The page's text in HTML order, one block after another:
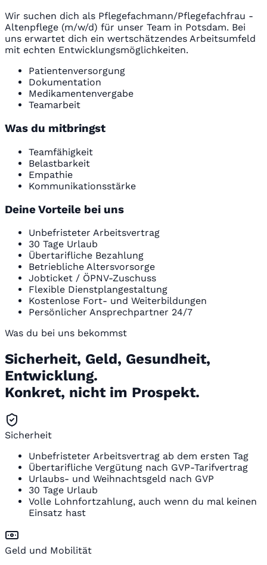
Wir suchen dich als Pflegefachmann/Pflegefachfrau -
Altenpflege (m/w/d) für unser Team in Potsdam. Bei
uns erwartet dich ein wertschätzendes Arbeitsumfeld
mit echten Entwicklungsmöglichkeiten.
Patientenversorgung
Dokumentation
Medikamentenvergabe
Teamarbeit
Was du mitbringst
Teamfähigkeit
Belastbarkeit
Empathie
Kommunikationsstärke
Deine Vorteile bei uns
Unbefristeter Arbeitsvertrag
30 Tage Urlaub
Übertarifliche Bezahlung
Betriebliche Altersvorsorge
Jobticket / ÖPNV-Zuschuss
Flexible Dienstplangestaltung
Kostenlose Fort- und Weiterbildungen
Persönlicher Ansprechpartner 24/7
Was du bei uns bekommst
Sicherheit, Geld, Gesundheit,
Entwicklung.
Konkret, nicht im Prospekt.
Sicherheit
Unbefristeter Arbeitsvertrag ab dem ersten Tag
Übertarifliche Vergütung nach GVP-Tarifvertrag
Urlaubs- und Weihnachtsgeld nach GVP
30 Tage Urlaub
Volle Lohnfortzahlung, auch wenn du mal keinen
Einsatz hast
Geld und Mobilität